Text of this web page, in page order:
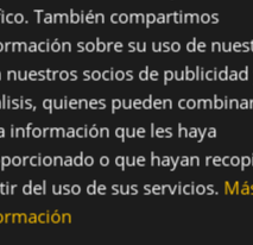
También compartimos
sobre su uso de
nuestros socios de publicidad
quienes pueden
información que les haya
o que hayan
del uso de sus servicios.